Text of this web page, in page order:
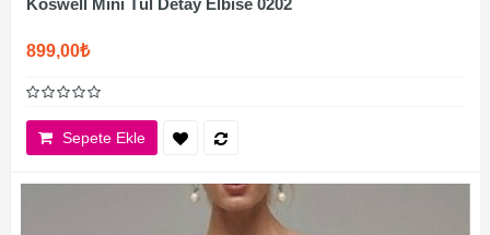
899,00₺
Sepete Ekle